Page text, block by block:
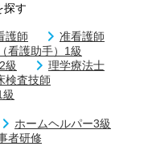
探す
護師
准看護師
看護助手）1級
級
理学療法士
検査技師
ホームヘルパー3級
者研修